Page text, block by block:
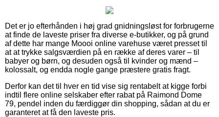
Det er jo efterhånden i høj grad gnidningsløst for forbrugerne
at finde de laveste priser fra diverse e-butikker, og på grund
af dette har mange Moooi online varehuse været presset til
at at trykke salgsværdien på en række af deres varer – til
babyer og børn, og desuden også til kvinder og mænd –
kolossalt, og endda nogle gange præstere gratis fragt.
Derfor kan det til hver en tid vise sig rentabelt at kigge forbi
indtil flere online selskaber efter rabat på Raimond Dome
79, pendel inden du færdiggør din shopping, sådan at du er
garanteret at få den laveste pris.